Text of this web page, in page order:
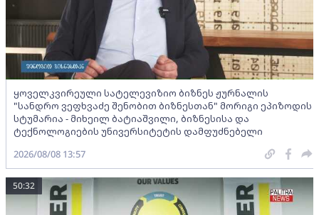
ყოველკვირეული სატელევიზიო ბიზნეს ჟურნალის
"სანდრო ვეფხვაძე შენობით ბიზნესთან" მორიგი ეპიზოდის
სტუმარია - მიხეილ ბატიაშვილი, ბიზნესისა და
ტექნოლოგიების უნივერსიტეტის დამფუძნებელი
2026/08/08 13:57
50:32